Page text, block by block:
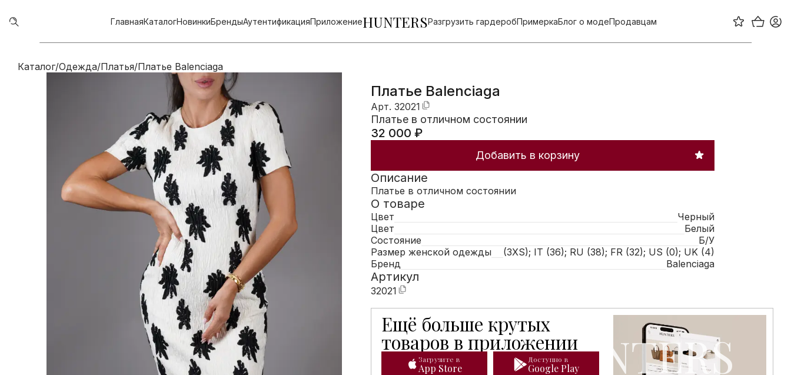
ГлавнаяКаталогНовинкиБрендыАутентификацияПриложениеHUNTERSРазгрузить гардеробПримеркаБлог о модеПродавцам
Каталог/Одежда/Платья/Платье Balenciaga
Платье Balenciaga
Арт. 32021
Платье в отличном состоянии
32 000 ₽
Добавить в корзину
Описание
Платье в отличном состоянии
О товаре
Цвет
Черный
Цвет
Белый
Состояние
Б/У
Размер женской одежды
(3XS); IT (36); RU (38); FR (32); US (0); UK (4)
Бренд
Balenciaga
Артикул
32021
Ещё больше крутых
товаров в приложении
Мобильное приложение Hunters открывает доступ к расширенному каталогу
Загрузите в
App Store
Доступно в
Google Play